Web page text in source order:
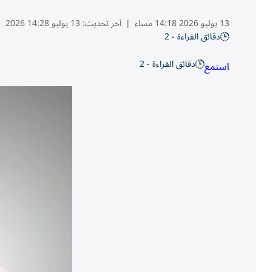
13 يوليو 2026 14:18 مساء | آخر تحديث: 13 يوليو 14:28 2026
دقائق القراءة - 2
استمع دقائق القراءة - 2